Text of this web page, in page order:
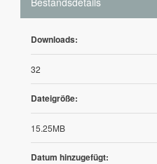
Downloads:
32
Dateigröße:
15.25MB
Datum hinzugefügt: